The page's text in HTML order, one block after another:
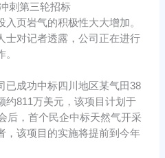
刺第三轮招标
页岩气的积极性大大增加。
士对记者透露，公司正在进行
成功中标四川地区某气田38
约811万美元，该项目计划于
后，首个民企中标天然气开采
，该项目的实施将提前到今年